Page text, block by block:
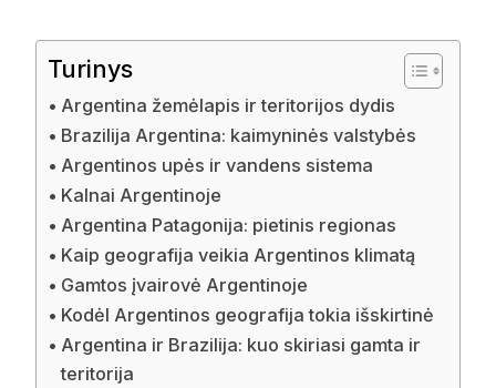
Turinys
Argentina žemėlapis ir teritorijos dydis
Brazilija Argentina: kaimyninės valstybės
Argentinos upės ir vandens sistema
Kalnai Argentinoje
Argentina Patagonija: pietinis regionas
Kaip geografija veikia Argentinos klimatą
Gamtos įvairovė Argentinoje
Kodėl Argentinos geografija tokia išskirtinė
Argentina ir Brazilija: kuo skiriasi gamta ir
teritorija